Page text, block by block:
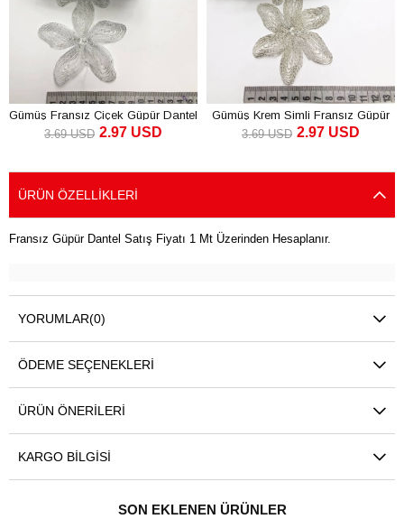
Gümüş Fransız Çiçek Güpür Dantel
2.97 USD
3.69 USD
Gümüş Krem Simli Fransız Güpür
Dantel
2.97 USD
3.69 USD
ÜRÜN ÖZELLIKLERI
Fransız Güpür Dantel Satış Fiyatı 1 Mt Üzerinden Hesaplanır.
YORUMLAR(0)
ÖDEME SEÇENEKLERI
ÜRÜN ÖNERILERI
KARGO BILGISI
SON EKLENEN ÜRÜNLER